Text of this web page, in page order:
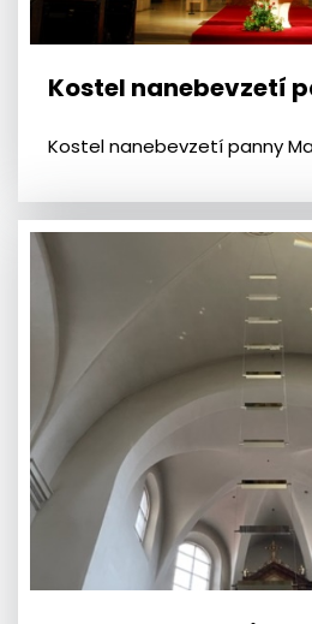
Kostel nanebevzetí
Kostel nanebevzetí panny